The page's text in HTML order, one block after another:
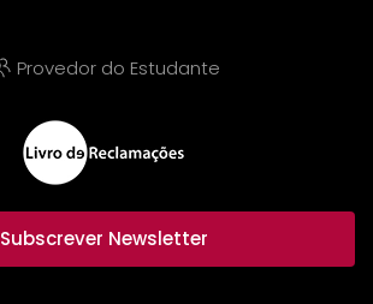
Provedor do Estudante
Subscrever Newsletter